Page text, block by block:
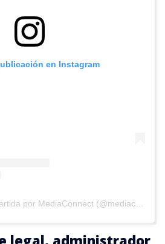
en Instagram
legal, administrador